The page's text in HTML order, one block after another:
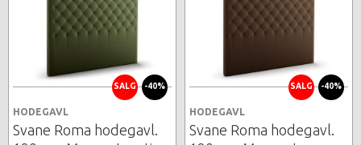
SALG -40%
HODEGAVL
Svane Roma hodegavl.
SALG -40%
HODEGAVL
Svane Roma hodegavl.